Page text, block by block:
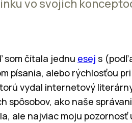
vo svojich
som čítala jednu esej s
písania, alebo rýchlosťou
vydal internetový
spôsobov, ako naše
ale najviac moju